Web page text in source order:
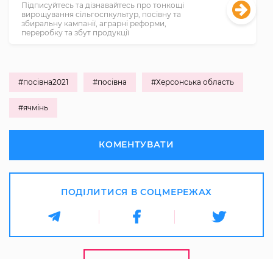
Підписуйтесь та дізнавайтесь про тонкощі
вирощування сільгоспкультур, посівну та
збиральну кампанії, аграрні реформи,
переробку та збут продукції
#посівна2021 #посівна #Херсонська область
#ячмінь
КОМЕНТУВАТИ
ПОДІЛИТИСЯ В СОЦМЕРЕЖАХ